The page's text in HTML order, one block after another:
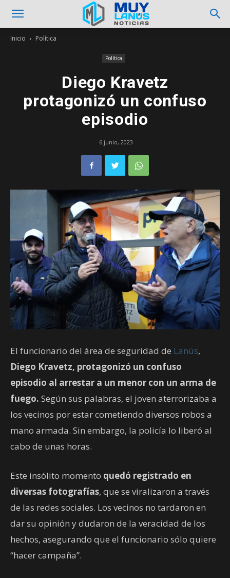
Inicio Política
Política
Diego Kravetz
protagonizó un confuso
episodio
6 junio, 2023
El funcionario del área de seguridad de Lanús,
Diego Kravetz, protagonizó un confuso
episodio al arrestar a un menor con un arma de
fuego. Según sus palabras, el joven aterrorizaba a
los vecinos por estar cometiendo diversos robos a
mano armada. Sin embargo, la policía lo liberó al
cabo de unas horas.
Este insólito momento quedó registrado en
diversas fotografías, que se viralizaron a través
de las redes sociales. Los vecinos no tardaron en
dar su opinión y dudaron de la veracidad de los
hechos, asegurando que el funcionario sólo quiere
“hacer campaña”.